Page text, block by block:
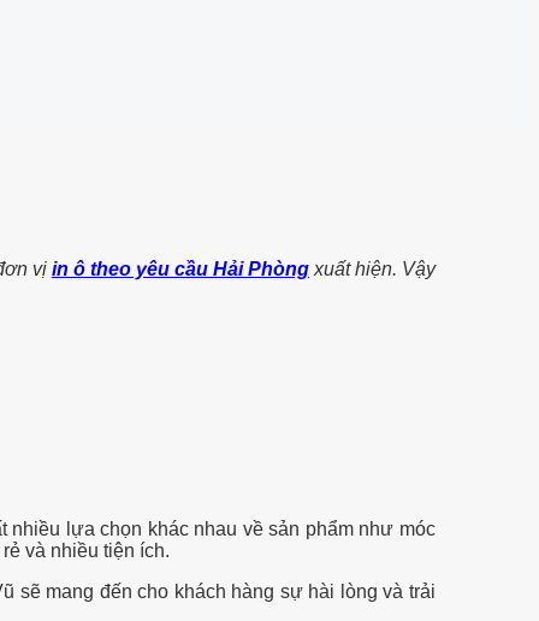
vị in ô theo yêu cầu Hải Phòngxuất hiện. Vậy
nhiều lựa chọn khác nhau về sản phẩm như móc
và nhiều tiện ích.
sẽ mang đến cho khách hàng sự hài lòng và trải